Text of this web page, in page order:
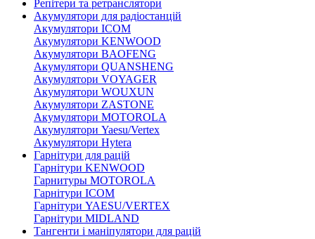
Репітери та ретранслятори
Акумулятори для радіостанцій
Акумулятори ICOM
Акумулятори KENWOOD
Акумулятори BAOFENG
Акумулятори QUANSHENG
Акумулятори VOYAGER
Акумулятори WOUXUN
Акумулятори ZASTONE
Акумулятори MOTOROLA
Акумулятори Yaesu/Vertex
Акумулятори Hytera
Гарнітури для рацій
Гарнітури KENWOOD
Гарнитуры MOTOROLA
Гарнітури ICOM
Гарнітури YAESU/VERTEX
Гарнітури MIDLAND
Тангенти і маніпулятори для рацій